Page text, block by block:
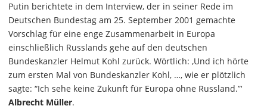
Putin berichtete in dem Interview, der in seiner Rede im
Deutschen Bundestag am 25. September 2001 gemachte
Vorschlag für eine enge Zusammenarbeit in Europa
einschließlich Russlands gehe auf den deutschen
Bundeskanzler Helmut Kohl zurück. Wörtlich: ‚Und ich hörte
zum ersten Mal von Bundeskanzler Kohl, …, wie er plötzlich
sagte: “Ich sehe keine Zukunft für Europa ohne Russland.”‘
Albrecht Müller.